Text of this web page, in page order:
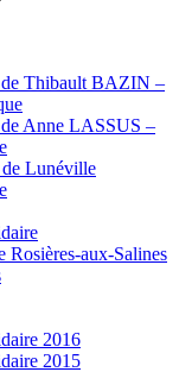
de Thibault BAZIN –
Anne LASSUS –
Lunéville
Rosières-aux-Salines
2016
2015